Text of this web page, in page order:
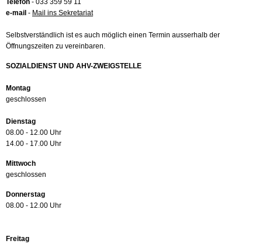
Telefon - 033 359 59 11
e-mail - Mail ins Sekretariat
Selbstverständlich ist es auch möglich einen Termin ausserhalb der
Öffnungszeiten zu vereinbaren.
SOZIALDIENST UND AHV-ZWEIGSTELLE
Montag
geschlossen
Dienstag
08.00 - 12.00 Uhr
14.00 - 17.00 Uhr
Mittwoch
geschlossen
Donnerstag
08.00 - 12.00 Uhr
Freitag